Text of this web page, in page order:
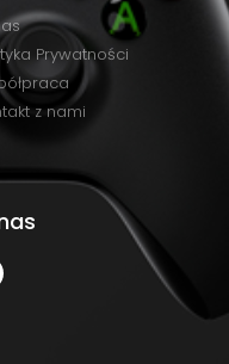
Prywatności
z nami